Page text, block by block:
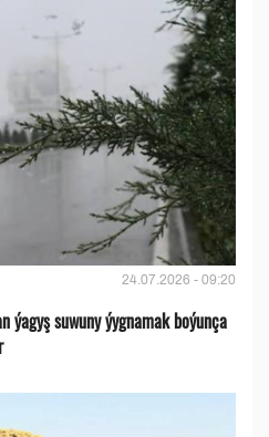
24.07.2026 - 09:20
ýagyş suwuny ýygnamak boýunça